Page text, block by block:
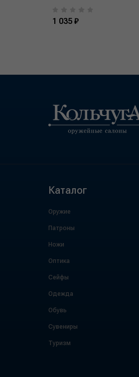
1 035 ₽
Каталог
Оружие
Патроны
Ножи
Оптика
Сейфы
Одежда
Обувь
Сувениры
Туризм